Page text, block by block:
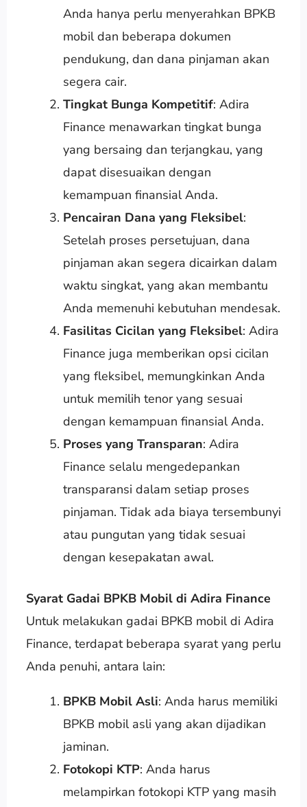
Anda hanya perlu menyerahkan BPKB
mobil dan beberapa dokumen
pendukung, dan dana pinjaman akan
segera cair.
Tingkat Bunga Kompetitif: Adira
Finance menawarkan tingkat bunga
yang bersaing dan terjangkau, yang
dapat disesuaikan dengan
kemampuan finansial Anda.
Pencairan Dana yang Fleksibel:
Setelah proses persetujuan, dana
pinjaman akan segera dicairkan dalam
waktu singkat, yang akan membantu
Anda memenuhi kebutuhan mendesak.
Fasilitas Cicilan yang Fleksibel: Adira
Finance juga memberikan opsi cicilan
yang fleksibel, memungkinkan Anda
untuk memilih tenor yang sesuai
dengan kemampuan finansial Anda.
Proses yang Transparan: Adira
Finance selalu mengedepankan
transparansi dalam setiap proses
pinjaman. Tidak ada biaya tersembunyi
atau pungutan yang tidak sesuai
dengan kesepakatan awal.
Syarat Gadai BPKB Mobil di Adira Finance
Untuk melakukan gadai BPKB mobil di Adira
Finance, terdapat beberapa syarat yang perlu
Anda penuhi, antara lain:
BPKB Mobil Asli: Anda harus memiliki
BPKB mobil asli yang akan dijadikan
jaminan.
Fotokopi KTP: Anda harus
melampirkan fotokopi KTP yang masih